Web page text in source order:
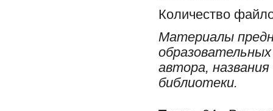
Количество
Материалы
автора,
библиотеки.